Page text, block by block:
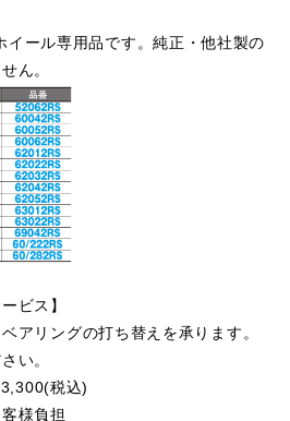
ール専用品です。純正・他社製の
ん。
ビス】
アリングの打ち替えを承ります。
い。
税込)
様負担